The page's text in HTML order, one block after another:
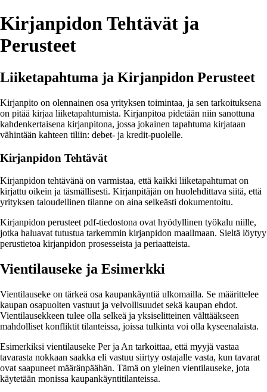
Kirjanpidon Tehtävät ja
Perusteet
Liiketapahtuma ja Kirjanpidon Perusteet
Kirjanpito on olennainen osa yrityksen toimintaa, ja sen tarkoituksena
on pitää kirjaa liiketapahtumista. Kirjanpitoa pidetään niin sanottuna
kahdenkertaisena kirjanpitona, jossa jokainen tapahtuma kirjataan
vähintään kahteen tiliin: debet- ja kredit-puolelle.
Kirjanpidon Tehtävät
Kirjanpidon tehtävänä on varmistaa, että kaikki liiketapahtumat on
kirjattu oikein ja täsmällisesti. Kirjanpitäjän on huolehdittava siitä, että
yrityksen taloudellinen tilanne on aina selkeästi dokumentoitu.
Kirjanpidon perusteet pdf-tiedostona ovat hyödyllinen työkalu niille,
jotka haluavat tutustua tarkemmin kirjanpidon maailmaan. Sieltä löytyy
perustietoa kirjanpidon prosesseista ja periaatteista.
Vientilauseke ja Esimerkki
Vientilauseke on tärkeä osa kaupankäyntiä ulkomailla. Se määrittelee
kaupan osapuolten vastuut ja velvollisuudet sekä kaupan ehdot.
Vientilausekkeen tulee olla selkeä ja yksiselitteinen välttääkseen
mahdolliset konfliktit tilanteissa, joissa tulkinta voi olla kyseenalaista.
Esimerkiksi vientilauseke Per ja An tarkoittaa, että myyjä vastaa
tavarasta nokkaan saakka eli vastuu siirtyy ostajalle vasta, kun tavarat
ovat saapuneet määränpäähän. Tämä on yleinen vientilauseke, jota
käytetään monissa kaupankäyntitilanteissa.